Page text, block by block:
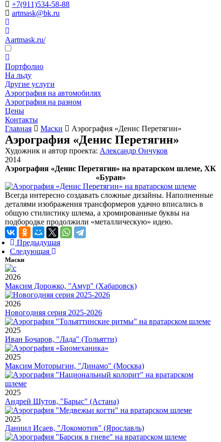
+7(911)534-58-88
artmask@bk.ru
Aartmask.ru/
Портфолио
На льду
Другие услуги
Аэрография на автомобилях
Аэрография на разном
Цены
Контакты
Главная
Маски Аэрография «Денис Перетягин»
Аэрография «Денис Перетягин»
Художник и автор проекта: Александр Ончуков
2014
Аэрография «Денис Перетягин» на вратарском шлеме, ХК
«Буран»
Всегда интересно создавать сложные дизайны. Наполненные
деталями изображения трансформеров удачно вписались в
общую стилистику шлема, а хромированные буквы на
подбородке продолжили «металлическую» идею.
Предыдущая
Следующая
Маски
2026
Максим Дорожко, "Амур" (Хабаровск)
2026
Новогодняя серия 2025-2026
2025
Иван Бочаров, "Лада" (Тольятти)
2025
Максим Моторыгин, "Динамо" (Москва)
2025
Андрей Шутов, "Барыс" (Астана)
2025
Даниил Исаев, "Локомотив" (Ярославль)